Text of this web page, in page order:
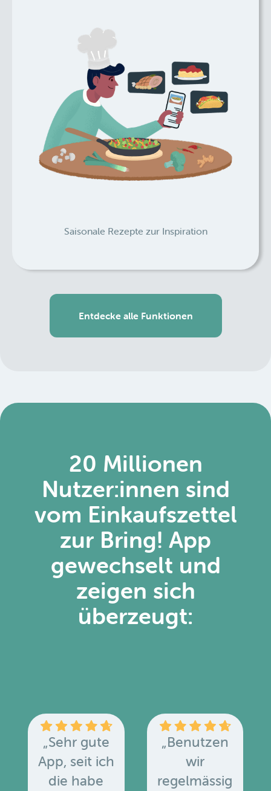
Saisonale Rezepte zur Inspiration
Entdecke alle Funktionen
20 Millionen
Nutzer:innen sind
vom Einkaufszettel
zur Bring! App
gewechselt und
zeigen sich
überzeugt:
„Sehr gute
App, seit ich
die habe
„Benutzen
wir
regelmässig